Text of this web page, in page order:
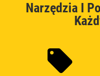
Narzędzia I